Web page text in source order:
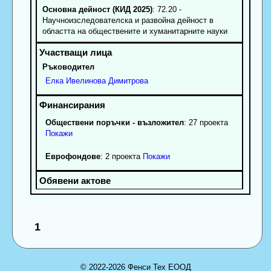
Основна дейност (КИД 2025): 72.20 -
Научноизследователска и развойна дейност в
областта на обществените и хуманитарните науки
Ръководител
Елка Ивелинова Димитрова
Обществени поръчки - възложител: 27 проекта
Покажи
Еврофондове: 2 проекта Покажи
1
© 2022-2026 Фенси Тех ЕООД